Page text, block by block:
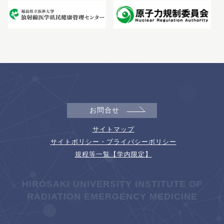
お問合せ
サイトマップ
サイトポリシー・プライバシーポリシー
規程等一覧【学内限定】
HIROSAKI UNIVERSITY INSTITUTE OF
RADIATION EMERGENCY MEDICINE